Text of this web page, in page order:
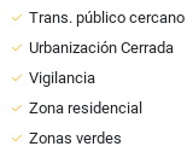
Trans. público cercano
Urbanización Cerrada
Vigilancia
Zona residencial
Zonas verdes